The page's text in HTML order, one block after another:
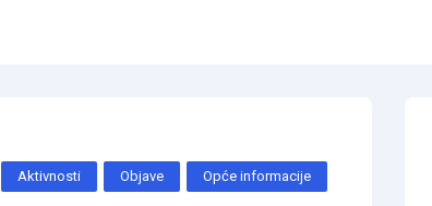
Aktivnosti Objave Opće informacije